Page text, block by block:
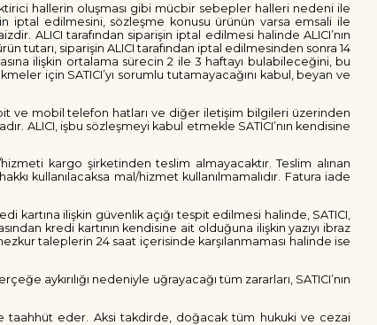
hallerin oluşması gibi mücbir sebepler halleri nedeni ile
iptal edilmesini, sözleşme konusu ürünün varsa emsali ile
ALICI tarafından siparişin iptal edilmesi halinde ALICI’nın
tutarı, siparişin ALICI tarafından iptal edilmesinden sonra 14
ilişkin ortalama sürecin 2 ile 3 haftayı bulabileceğini, bu
için SATICI’yı sorumlu tutamayacağını kabul, beyan ve
ve mobil telefon hatları ve diğer iletişim bilgileri üzerinden
ALICI, işbu sözleşmeyi kabul etmekle SATICI’nın kendisine
kargo şirketinden teslim almayacaktır. Teslim alınan
kullanılacaksa mal/hizmet kullanılmamalıdır. Fatura iade
kartına ilişkin güvenlik açığı tespit edilmesi halinde, SATICI,
kredi kartının kendisine ait olduğuna ilişkin yazıyı ibraz
taleplerin 24 saat içerisinde karşılanmaması halinde ise
aykırılığı nedeniyle uğrayacağı tüm zararları, SATICI’nın
taahhüt eder. Aksi takdirde, doğacak tüm hukuki ve cezai